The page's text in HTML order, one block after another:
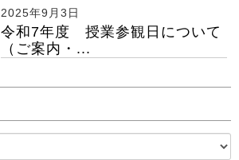
2025年9月3日
令和7年度 授業参観日について
（ご案内・...